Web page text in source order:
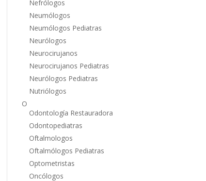
Nefrólogos
Neumólogos
Neumólogos Pediatras
Neurólogos
Neurocirujanos
Neurocirujanos Pediatras
Neurólogos Pediatras
Nutriólogos
O
Odontología Restauradora
Odontopediatras
Oftalmologos
Oftalmólogos Pediatras
Optometristas
Oncólogos